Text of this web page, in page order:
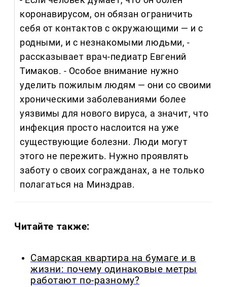
коронавирусом, он обязан ограничить
себя от контактов с окружающими — и с
родными, и с незнакомыми людьми, -
рассказывает врач-педиатр Евгений
Тимаков. - Особое внимание нужно
уделить пожилым людям — они со своими
хроническими заболеваниями более
уязвимы для нового вируса, а значит, что
инфекция просто наслоится на уже
существующие болезни. Люди могут
этого не пережить. Нужно проявлять
заботу о своих согражданах, а не только
полагаться на Минздрав.
Читайте также:
Самарская квартира на бумаге и в
жизни: почему одинаковые метры
работают по-разному?